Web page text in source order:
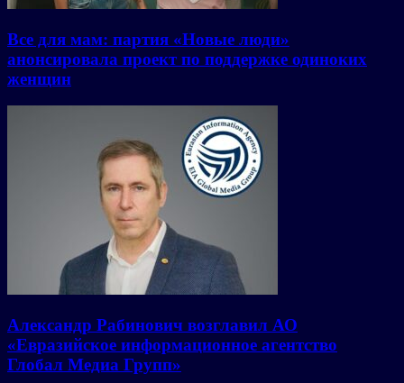
Все для мам: партия «Новые люди»
анонсировала проект по поддержке одиноких
женщин
Александр Рабинович возглавил АО
«Евразийское информационное агентство
Глобал Медиа Групп»